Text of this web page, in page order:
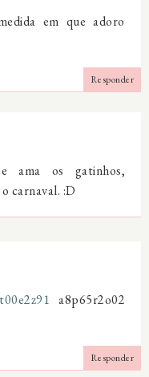
em que adoro
Responder
se ama os gatinhos,
carnaval. :D
a8p65r2o02
Responder